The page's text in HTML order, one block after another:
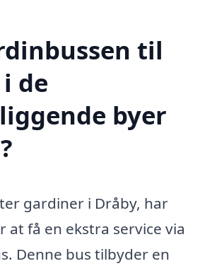
til
de
byer
gardiner i Dråby, har
at få en ekstra service via
Denne bus tilbyder en